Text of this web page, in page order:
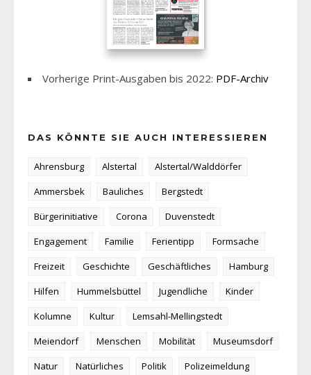
Vorherige Print-Ausgaben bis 2022: PDF-Archiv
DAS KÖNNTE SIE AUCH INTERESSIEREN
Ahrensburg Alstertal
Alstertal/Walddörfer
Ammersbek
Bauliches
Bergstedt
Bürgerinitiative
Corona
Duvenstedt
Engagement
Familie Ferientipp
Formsache
Freizeit
Geschichte Geschäftliches
Hamburg
Hilfen
Hummelsbüttel Jugendliche
Kinder
Kolumne
Kultur
Lemsahl-Mellingstedt
Meiendorf
Menschen Mobilität
Museumsdorf
Natur
Natürliches Politik
Polizeimeldung